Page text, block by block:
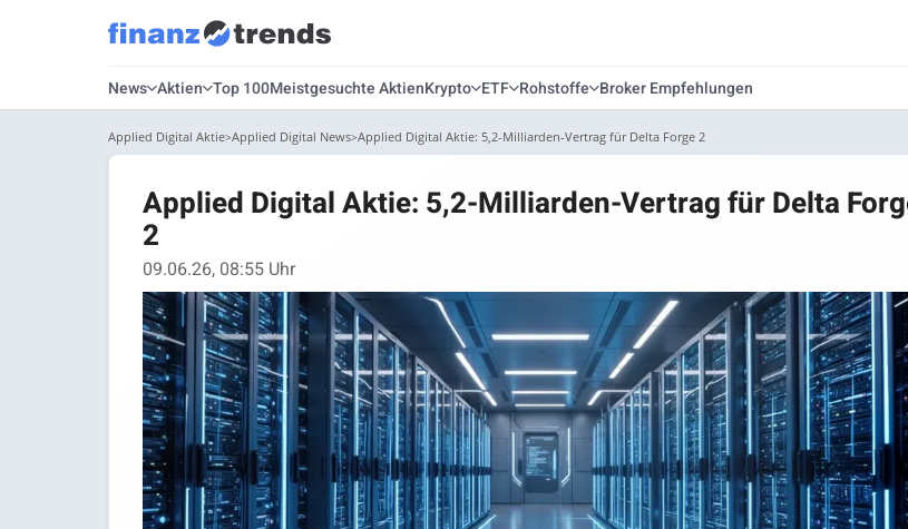
News Aktien Top 100Meistgesuchte AktienKrypto ETF Rohstoffe Broker Empfehlungen
Applied Digital Aktie Applied Digital News Applied Digital Aktie: 5,2-Milliarden-Vertrag für Delta Forge 2
Applied Digital Aktie: 5,2-Milliarden-Vertrag für Delta
2
09.06.26, 08:55 Uhr